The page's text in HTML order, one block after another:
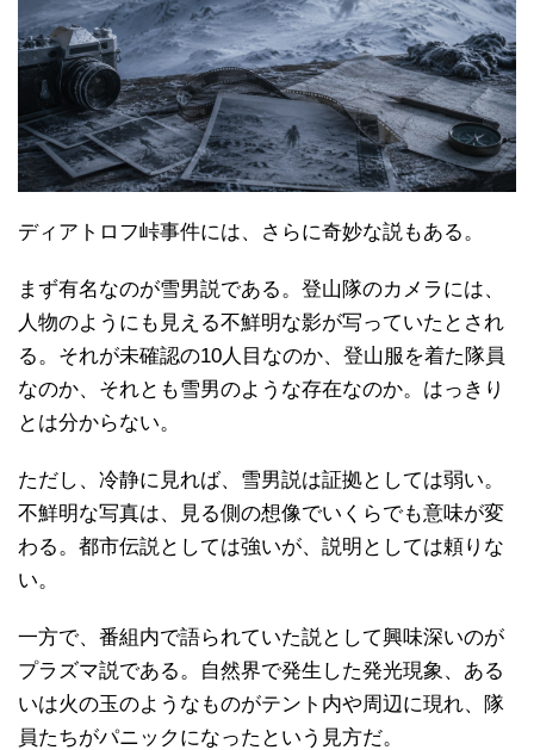
ディアトロフ峠事件には、さらに奇妙な説もある。
まず有名なのが雪男説である。登山隊のカメラには、
人物のようにも見える不鮮明な影が写っていたとされ
る。それが未確認の10人目なのか、登山服を着た隊員
なのか、それとも雪男のような存在なのか。はっきり
とは分からない。
ただし、冷静に見れば、雪男説は証拠としては弱い。
不鮮明な写真は、見る側の想像でいくらでも意味が変
わる。都市伝説としては強いが、説明としては頼りな
い。
一方で、番組内で語られていた説として興味深いのが
プラズマ説である。自然界で発生した発光現象、ある
いは火の玉のようなものがテント内や周辺に現れ、隊
員たちがパニックになったという見方だ。